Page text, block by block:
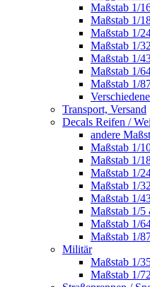
Maßstab 1/
Maßstab 1/
Maßstab 1/
Maßstab 1/32
Maßstab 1/
Maßstab 1/
Maßstab 1/
Transport, Versand
Decals Reifen /
andere
Maßstab 1/
Maßstab 1/
Maßstab 1/
Maßstab 1/32
Maßstab 1/
Maßstab 1/5
Maßstab 1/
Maßstab 1/
Militär
Maßstab 1/
Maßstab 1/72